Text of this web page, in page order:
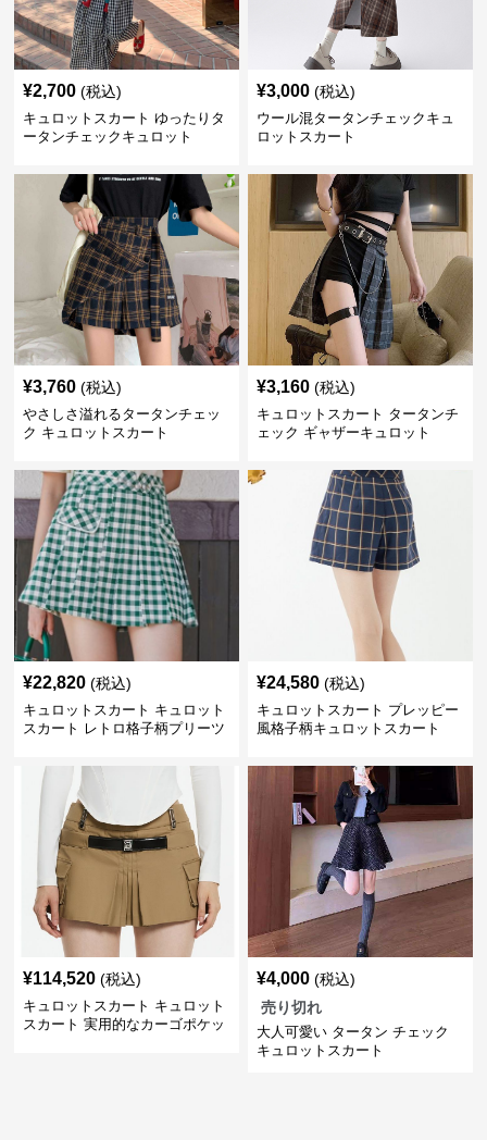
¥2,700 (税込)
キュロットスカート ゆったりタ
ータンチェックキュロット
¥3,000 (税込)
ウール混タータンチェックキュ
ロットスカート
¥3,760 (税込)
やさしさ溢れるタータンチェッ
ク キュロットスカート
¥3,160 (税込)
キュロットスカート タータンチ
ェック ギャザーキュロット
¥22,820 (税込)
キュロットスカート キュロット
スカート レトロ格子柄プリーツ
¥24,580 (税込)
キュロットスカート プレッピー
風格子柄キュロットスカート
¥114,520 (税込)
キュロットスカート キュロット
スカート 実用的なカーゴポケッ
¥4,000 (税込)
売り切れ
大人可愛い タータン チェック
キュロットスカート